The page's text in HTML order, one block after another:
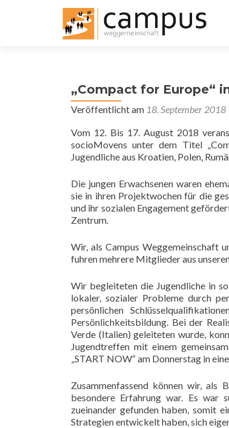
„Compact for Europe“
Veröffentlicht am 18. September 2018
Vom 12. Bis 17. August 2018
socioMovens unter dem Titel
Jugendliche aus Kroatien, Polen,
Die jungen Erwachsenen waren
sie in ihren Projektwochen für die
und ihr sozialen Engagement
Zentrum.
Wir, als Campus Weggemeinschaft
fuhren mehrere Mitglieder aus
Wir begleiteten die Jugendliche in
lokaler, sozialer Probleme durch
persönlichen
Persönlichkeitsbildung. Bei der
Verde (Italien) geleiteten wurde,
Jugendtreffen mit einem
„START NOW“ am Donnerstag in
Zusammenfassend können wir, als
besondere Erfahrung war. Es war
zueinander gefunden haben, somit
Strategien entwickelt haben, sich